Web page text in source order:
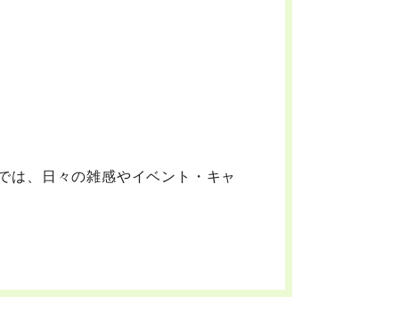
は、日々の雑感やイベント・キャ